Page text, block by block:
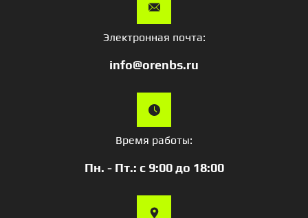
Электронная почта:
info@orenbs.ru
Время работы:
Пн. - Пт.: с 9:00 до 18:00